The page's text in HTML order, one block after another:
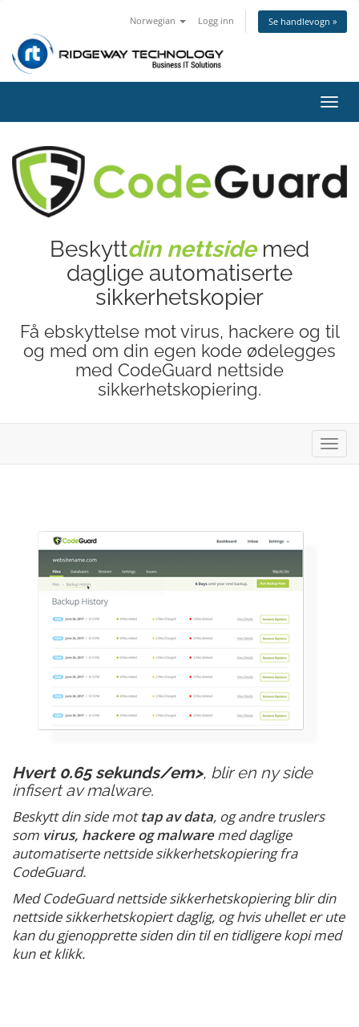
Norwegian Logg inn Se handlevogn »
Bytt
Beskyttdin nettsidemed
daglige automatiserte
sikkerhetskopier
Få ebskyttelse mot virus, hackere og til
og med om din egen kode ødelegges
med CodeGuard nettside
sikkerhetskopiering.
Bytt
Hvert 0.65 sekunds/em>, blir en ny side
infisert av malware.
Beskytt din side mottap av data, og andre truslers
som virus, hackere og malwaremed daglige
automatiserte nettside sikkerhetskopiering fra
CodeGuard.
Med CodeGuard nettside sikkerhetskopiering blir din
nettside sikkerhetskopiert daglig, og hvis uhellet er ute
kan du gjenopprette siden din til en tidligere kopi med
kun et klikk.